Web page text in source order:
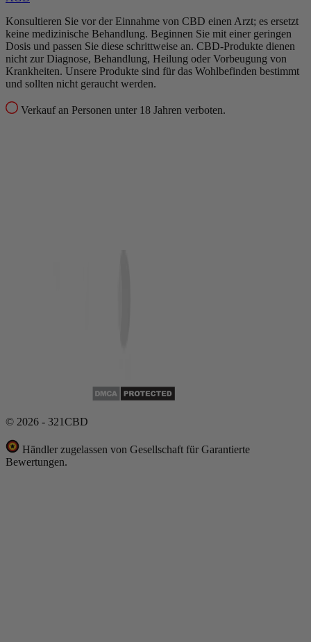
Konsultieren Sie vor der Einnahme von CBD einen Arzt; es ersetzt
keine medizinische Behandlung. Beginnen Sie mit einer geringen
Dosis und passen Sie diese schrittweise an. CBD-Produkte dienen
nicht zur Diagnose, Behandlung, Heilung oder Vorbeugung von
Krankheiten. Unsere Produkte sind für das Wohlbefinden bestimmt
und sollten nicht geraucht werden.
Verkauf an Personen unter 18 Jahren verboten.
© 2026 - 321CBD
Händler zugelassen von Gesellschaft für Garantierte
Bewertungen.